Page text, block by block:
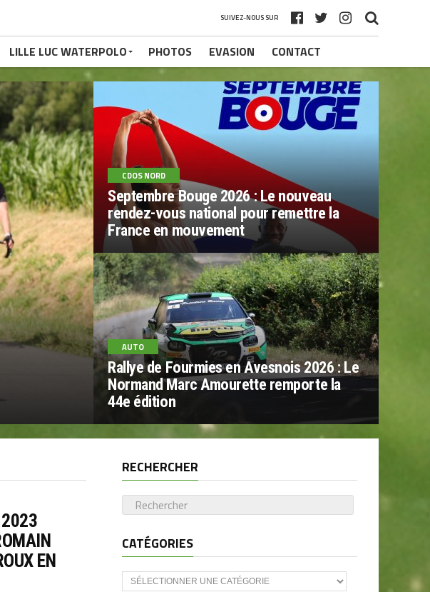
SUIVEZ-NOUS SUR
LILLE LUC WATERPOLO PHOTOS EVASION CONTACT
CDOS NORD
Septembre Bouge 2026 : Le nouveau
rendez-vous national pour remettre la
France en mouvement
AUTO
Rallye de Fourmies en Avesnois 2026 : Le
Normand Marc Amourette remporte la
44e édition
2023
EN
RECHERCHER
CATÉGORIES
CATÉGORIES